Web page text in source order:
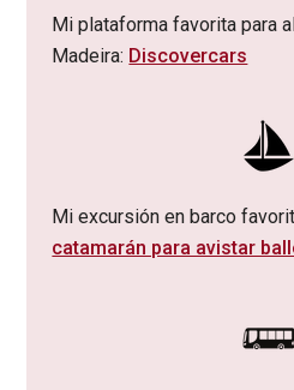
Mi plataforma favorita para
Madeira: Discovercars
Mi excursión en barco
catamarán para avistar